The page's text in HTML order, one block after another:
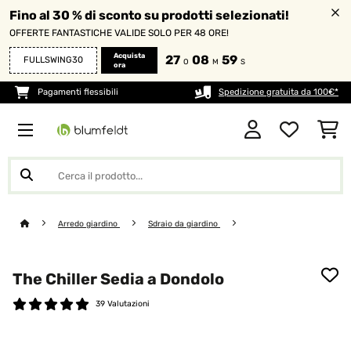
Fino al 30 % di sconto su prodotti selezionati!
OFFERTE FANTASTICHE VALIDE SOLO PER 48 ORE!
FULLSWING30
Acquista
ora
27 O 08 M 58 S
Pagamenti flessibili Spedizione gratuita da 100€*
Arredo giardino Sdraio da giardino
The Chiller Sedia a Dondolo
39 Valutazioni